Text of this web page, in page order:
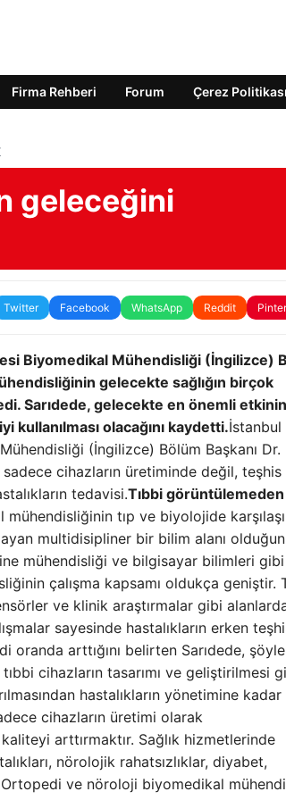
Firma Rehberi Forum Çerez Politikası
geleceğini
Twitter Facebook WhatsApp Reddit
Biyomedikal Mühendisliği (İngilizce)
gelecekte sağlığın birçok
Sarıdede, gelecekte en önemli etkinin
kullanılması olacağını kaydetti.İstanbul
(İngilizce) Bölüm Başkanı Dr.
cihazların üretiminde değil, teşhis
tedavisi.Tıbbi görüntülemeden
mühendisliğinin tıp ve biyolojide
multidisipliner bir bilim alanı
mühendisliği ve bilgisayar bilimleri
çalışma kapsamı oldukça geniştir.
ve klinik araştırmalar gibi
sayesinde hastalıkların erken
arttığını belirten Sarıdede, şöyle
cihazların tasarımı ve geliştirilmesi
hastalıkların yönetimine
cihazların üretimi olarak
arttırmaktır. Sağlık hizmetlerinde
nörolojik rahatsızlıklar, diyabet,
ve nöroloji biyomedikal